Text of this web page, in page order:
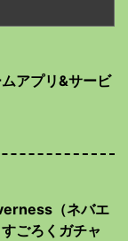
ムアプリ&サービ
（ネバエ
ごろくガチャ